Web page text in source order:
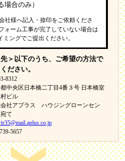
場合のみ）
社様へ記入・捺印をご依頼くださ
ォーム工事が完了していない場合は
ミングでご提出ください。
＞以下のうち、ご希望の方法で
ださい。
8312
中央区日本橋二丁目4番３号 日本橋室
ビル
社アプラス ハウジングローンセン
て
5657